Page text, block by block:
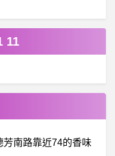
11
芳南路靠近74的香味